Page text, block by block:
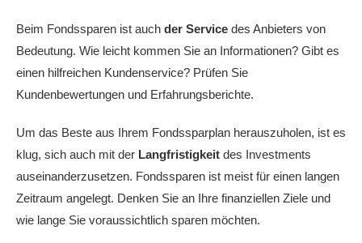
Beim Fondssparen ist auch der Service des Anbieters von
Bedeutung. Wie leicht kommen Sie an Informationen? Gibt es
einen hilfreichen Kundenservice? Prüfen Sie
Kundenbewertungen und Erfahrungsberichte.
Um das Beste aus Ihrem Fondssparplan herauszuholen, ist es
klug, sich auch mit der Langfristigkeit des Investments
auseinanderzusetzen. Fondssparen ist meist für einen langen
Zeitraum angelegt. Denken Sie an Ihre finanziellen Ziele und
wie lange Sie voraussichtlich sparen möchten.